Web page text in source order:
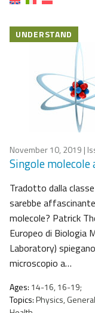
UNDERSTAND
November 10, 2019 |
Singole
Tradotto dalla
sarebbe
molecole? Patrick
Europeo di Biologia
Laboratory)
microscopio a…
Ages: 14-16, 16-19;
Topics:Physics,